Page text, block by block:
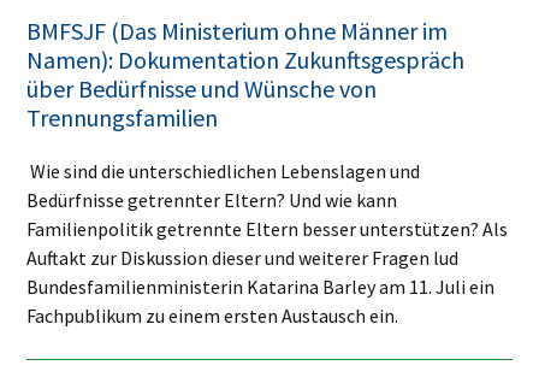
BMFSJF (Das Ministerium ohne Männer im
Namen): Dokumentation Zukunftsgespräch
über Bedürfnisse und Wünsche von
Trennungsfamilien
Wie sind die unterschiedlichen Lebenslagen und
Bedürfnisse getrennter Eltern? Und wie kann
Familienpolitik getrennte Eltern besser unterstützen? Als
Auftakt zur Diskussion dieser und weiterer Fragen lud
Bundesfamilienministerin Katarina Barley am 11. Juli ein
Fachpublikum zu einem ersten Austausch ein.